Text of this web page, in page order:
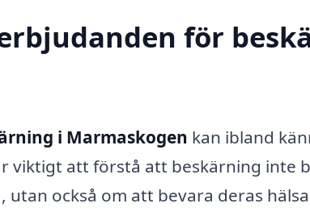
för
i Marmaskogen kan ibland
viktigt att förstå att beskärning inte
också om att bevara deras